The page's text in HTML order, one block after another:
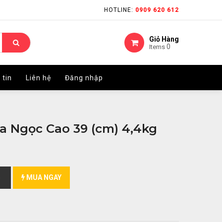
HOTLINE: 0909 620 612
Giỏ Hàng
Items 0
tin Liên hệ Đăng nhập
HOTLINE: 0909 620 612
Giỏ Hàng
Items 0
tin Liên hệ Đăng nhập
Ngọc Cao 39 (cm) 4,4kg
MUA NGAY